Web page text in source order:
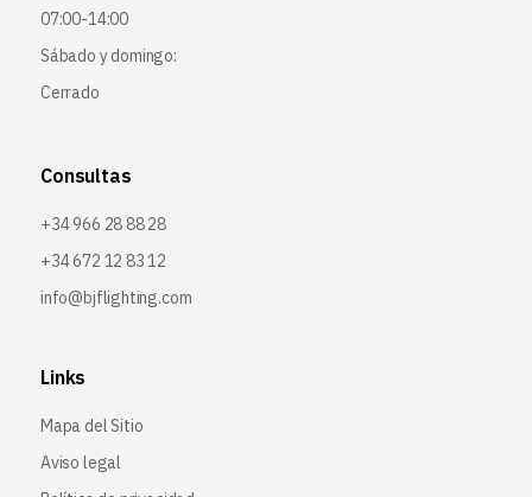
07:00-14:00
Sábado y domingo:
Cerrado
Consultas
+34 966 28 88 28
+34 672 12 83 12
info@bjflighting.com
Links
Mapa del Sitio
Aviso legal